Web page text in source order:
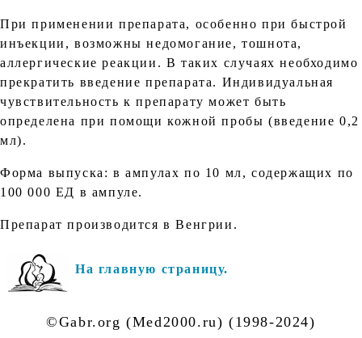
При применении препарата, особенно при быстрой
инъекции, возможны недомогание, тошнота,
аллергические реакции. В таких случаях необходимо
прекратить введение препарата. Индивидуальная
чувствительность к препарату может быть
определена при помощи кожной пробы (введение 0,2
мл).
Форма выпуска: в ампулах по 10 мл, содержащих по
100 000 ЕД в ампуле.
Препарат производится в Венгрии.
На главную страницу.
©Gabr.org (Med2000.ru) (1998-2024)